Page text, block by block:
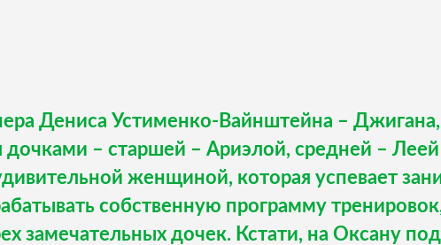
Дениса Устименко-Вайнштейна –
дочками – старшей – Ариэлой, средней –
женщиной, которая успевает
собственную программу
замечательных дочек. Кстати, на Оксану